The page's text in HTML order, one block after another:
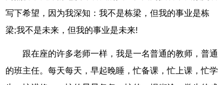
写下希望，因为我深知：我不是栋梁，但我的事业是栋
梁;我不是未来，但我的事业是未来!
跟在座的许多老师一样，我是一名普通的教师，普通
的班主任。每天每天，早起晚睡，忙备课，忙上课，忙学